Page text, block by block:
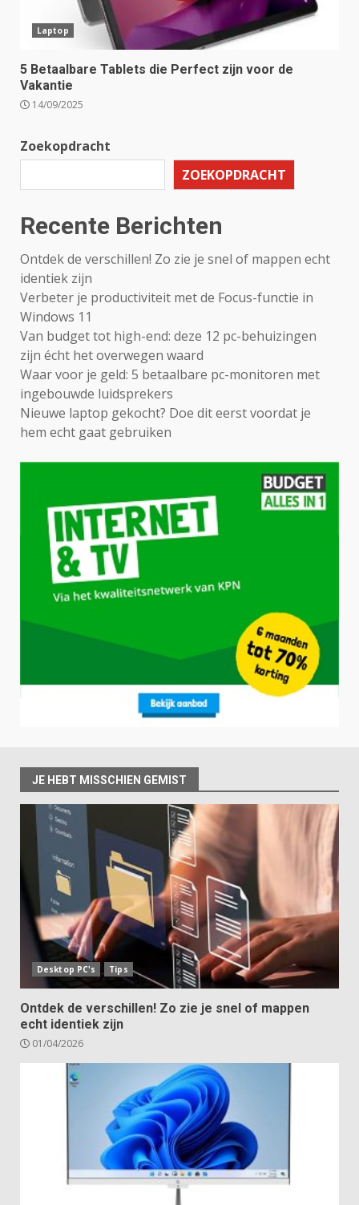
Laptop
5 Betaalbare Tablets die Perfect zijn voor de
Vakantie
14/09/2025
Zoekopdracht
ZOEKOPDRACHT
Recente Berichten
Ontdek de verschillen! Zo zie je snel of mappen echt
identiek zijn
Verbeter je productiviteit met de Focus-functie in
Windows 11
Van budget tot high-end: deze 12 pc-behuizingen
zijn écht het overwegen waard
Waar voor je geld: 5 betaalbare pc-monitoren met
ingebouwde luidsprekers
Nieuwe laptop gekocht? Doe dit eerst voordat je
hem echt gaat gebruiken
JE HEBT MISSCHIEN GEMIST
Desktop PC's Tips
Ontdek de verschillen! Zo zie je snel of mappen
echt identiek zijn
01/04/2026